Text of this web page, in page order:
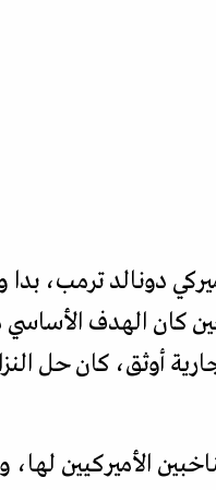
دونالد ترمب،
حين كان الهدف
أوثق، كان حل
الأميركيين لها،